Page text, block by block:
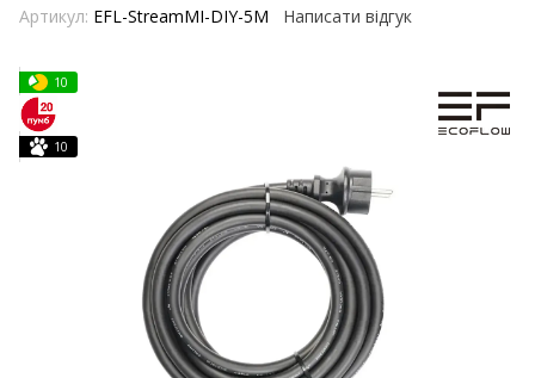
Артикул: EFL-StreamMI-DIY-5M Написати відгук
10
10